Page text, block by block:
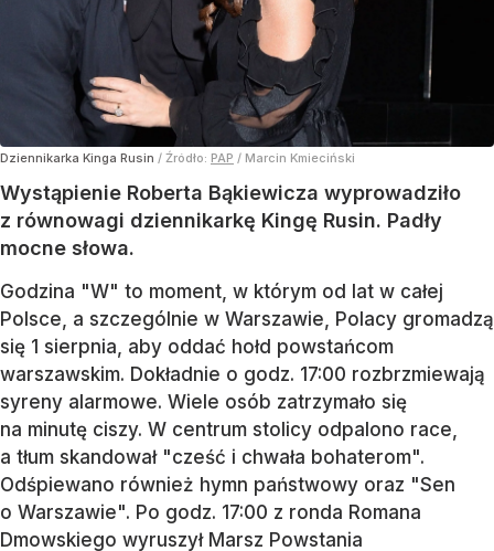
Dziennikarka Kinga Rusin / Źródło: PAP / Marcin Kmieciński
Wystąpienie Roberta Bąkiewicza wyprowadziło
z równowagi dziennikarkę Kingę Rusin. Padły
mocne słowa.
Godzina "W" to moment, w którym od lat w całej
Polsce, a szczególnie w Warszawie, Polacy gromadzą
się 1 sierpnia, aby oddać hołd powstańcom
warszawskim. Dokładnie o godz. 17:00 rozbrzmiewają
syreny alarmowe. Wiele osób zatrzymało się
na minutę ciszy. W centrum stolicy odpalono race,
a tłum skandował "cześć i chwała bohaterom".
Odśpiewano również hymn państwowy oraz "Sen
o Warszawie". Po godz. 17:00 z ronda Romana
Dmowskiego wyruszył Marsz Powstania